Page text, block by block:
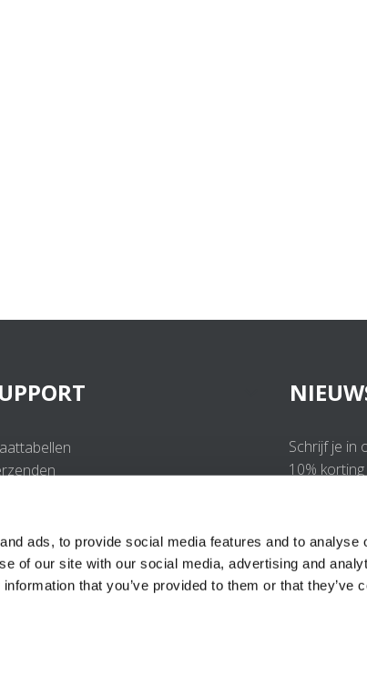
ads, to provide social media features and to analyse
of our site with our social media, advertising and
that you’ve provided to them or that they’ve
Beschermingsnorm
Portal Login
Schrijf je in
10%
Ik ga